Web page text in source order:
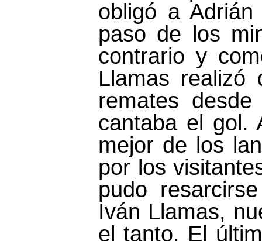
obligó a
paso de los
contrario y
Llamas realizó
remates
cantaba el gol.
mejor de los
por los
pudo
Iván Llamas,
el tanto. El